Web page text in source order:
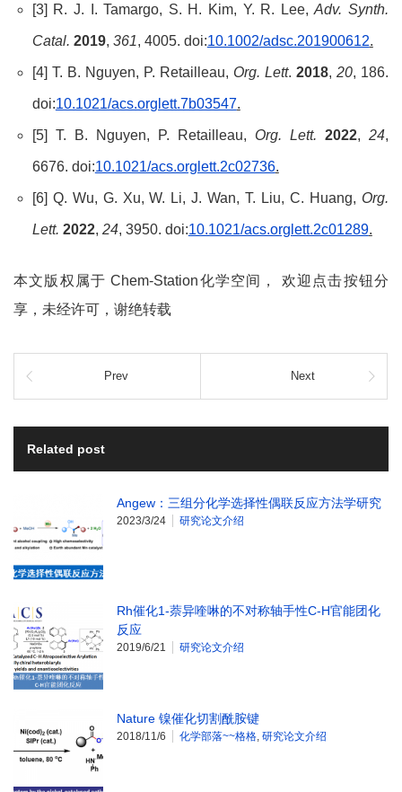
[3] R. J. I. Tamargo, S. H. Kim, Y. R. Lee,Adv. Synth.
Catal. 2019, 361, 4005. doi:10.1002/adsc.201900612.
[4] T. B. Nguyen, P. Retailleau, Org. Lett. 2018,20, 186.
doi:10.1021/acs.orglett.7b03547.
[5] T. B. Nguyen, P. Retailleau, Org. Lett. 2022,24,
6676. doi:10.1021/acs.orglett.2c02736.
[6] Q. Wu, G. Xu, W. Li, J. Wan, T. Liu, C. Huang, Org.
Lett. 2022, 24, 3950. doi:10.1021/acs.orglett.2c01289.
本文版权属于 Chem-Station化学空间， 欢迎点击按钮分
享，未经许可，谢绝转载
Prev Next
Related post
Angew：三组分化学选择性偶联反应方法学研究
2023/3/24 研究论文介绍
Rh催化1-萘异喹啉的不对称轴手性C-H官能团化
反应
2019/6/21 研究论文介绍
Nature 镍催化切割酰胺键
2018/11/6 化学部落~~格格 研究论文介绍